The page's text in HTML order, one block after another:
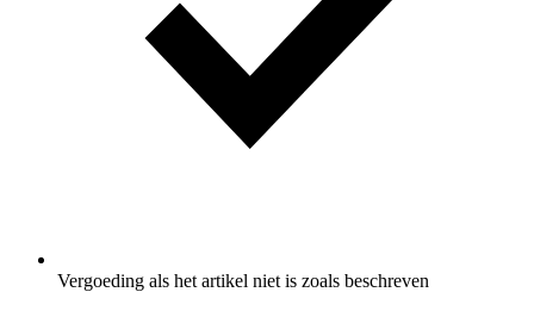
Vergoeding als het artikel niet is zoals beschreven